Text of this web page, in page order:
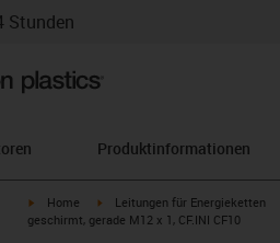
Stunden
Produktinformationen
igus-icon-arrow-right
Home igus-icon-arrow-right
Leitungen für Energieketten
geschirmt, gerade M12 x 1, CF.INI CF10